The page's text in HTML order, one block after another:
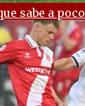
sabe a poco